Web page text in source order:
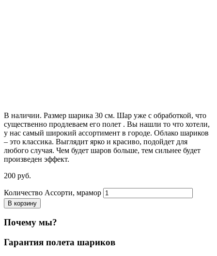
В наличии. Размер шарика 30 см. Шар уже с обработкой, что
существенно продлеваем его полет . Вы нашли то что хотели,
у нас самый широкий ассортимент в городе. Облако шариков
– это классика. Выглядит ярко и красиво, подойдет для
любого случая. Чем будет шаров больше, тем сильнее будет
произведен эффект.
200 руб.
Количество Ассорти, мрамор
В корзину
Почему мы?
Гарантия полета шариков